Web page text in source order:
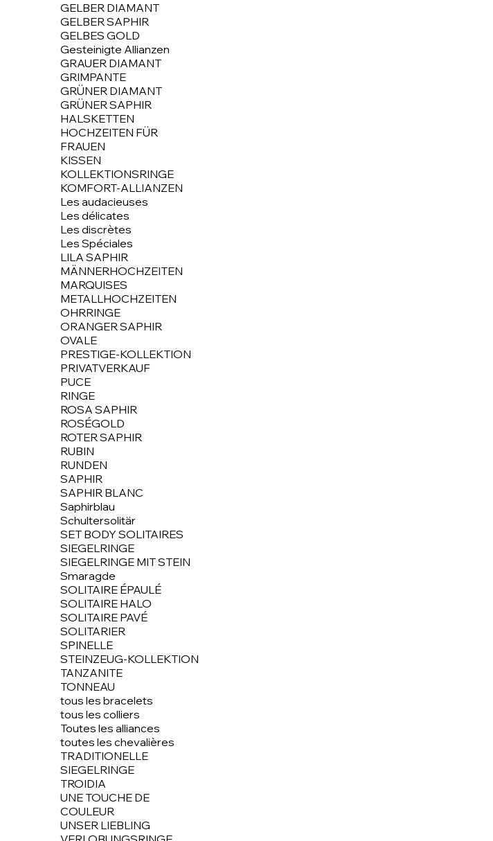
GELBER DIAMANT
GELBER SAPHIR
GELBES GOLD
Gesteinigte Allianzen
GRAUER DIAMANT
GRIMPANTE
GRÜNER DIAMANT
GRÜNER SAPHIR
HALSKETTEN
HOCHZEITEN FÜR
FRAUEN
KISSEN
KOLLEKTIONSRINGE
KOMFORT-ALLIANZEN
Les audacieuses
Les délicates
Les discrètes
Les Spéciales
LILA SAPHIR
MÄNNERHOCHZEITEN
MARQUISES
METALLHOCHZEITEN
OHRRINGE
ORANGER SAPHIR
OVALE
PRESTIGE-KOLLEKTION
PRIVATVERKAUF
PUCE
RINGE
ROSA SAPHIR
ROSÉGOLD
ROTER SAPHIR
RUBIN
RUNDEN
SAPHIR
SAPHIR BLANC
Saphirblau
Schultersolitär
SET BODY SOLITAIRES
SIEGELRINGE
SIEGELRINGE MIT STEIN
Smaragde
SOLITAIRE ÉPAULÉ
SOLITAIRE HALO
SOLITAIRE PAVÉ
SOLITARIER
SPINELLE
STEINZEUG-KOLLEKTION
TANZANITE
TONNEAU
tous les bracelets
tous les colliers
Toutes les alliances
toutes les chevalières
TRADITIONELLE
SIEGELRINGE
TROIDIA
UNE TOUCHE DE
COULEUR
UNSER LIEBLING